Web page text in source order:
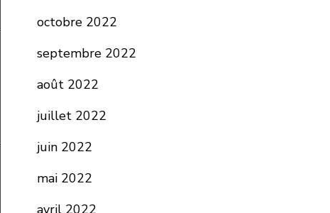
octobre 2022
septembre 2022
août 2022
juillet 2022
juin 2022
mai 2022
avril 2022